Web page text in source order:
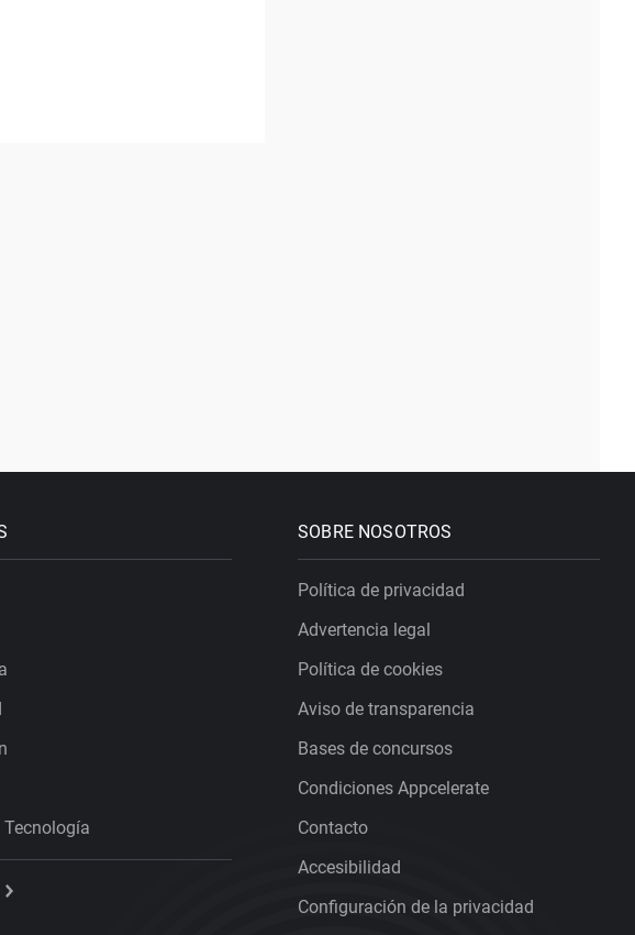
Tecnología
SOBRE NOSOTROS
Política de privacidad
Advertencia legal
Política de cookies
Aviso de transparencia
Bases de concursos
Condiciones Appcelerate
Contacto
Accesibilidad
Configuración de la privacidad